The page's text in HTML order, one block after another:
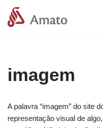
Pular
imagem
A palavra “imagem” do site
representação visual de